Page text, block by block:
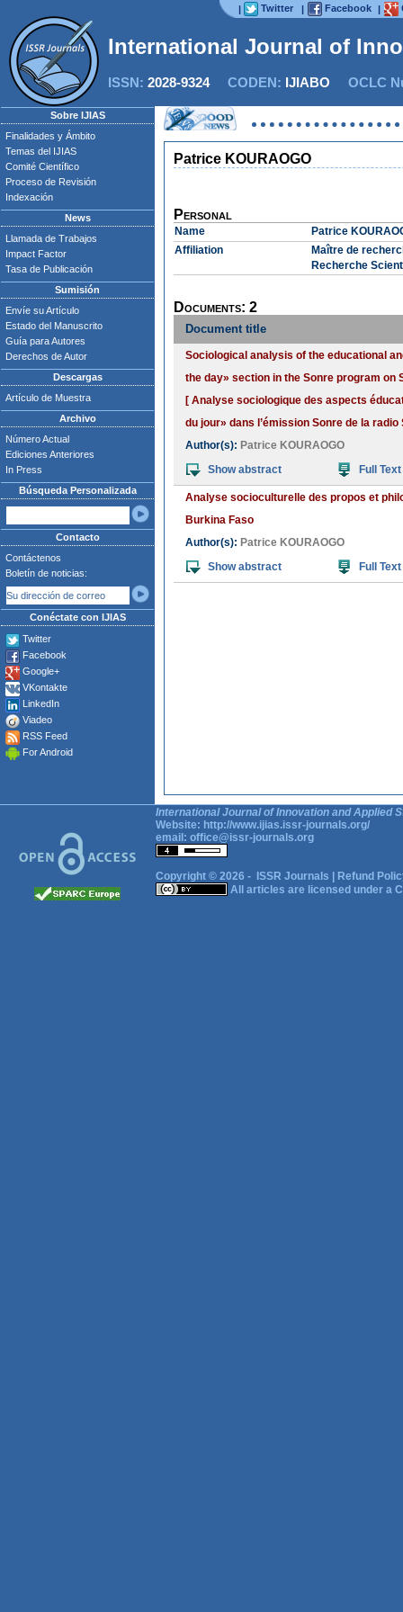
| Twitter | Facebook |
International Journal of
ISSN: 2028-9324CODEN: IJIABO OCLC
Sobre IJIAS
Finalidades y Ámbito
Temas del IJIAS
Comité Científico
Proceso de Revisión
Indexación
News
Llamada de Trabajos
Impact Factor
Tasa de Publicación
Sumisión
Envíe su Artículo
Estado del Manuscrito
Guía para Autores
Derechos de Autor
Descargas
Artículo de Muestra
Archivo
Número Actual
Ediciones Anteriores
In Press
Búsqueda Personalizada
Contacto
Contáctenos
Boletín de noticias:
Conéctate con IJIAS
Twitter
Facebook
Google+
VKontakte
LinkedIn
Viadeo
RSS Feed
For Android
Patrice KOURAOGO
Personal
Name
Patrice
Affiliation
Maître de
Recherche
Documents: 2
Document title
Sociological analysis of the educational
the day» section in the Sonre program on
[ Analyse sociologique des aspects
du jour» dans l’émission Sonre de la radio
Author(s): Patrice KOURAOGO
Show abstract
Full Text
Analyse socioculturelle des propos et
Burkina Faso
Author(s): Patrice KOURAOGO
Show abstract
Full Text
International Journal of Innovation and Applied
Website: http://www.ijias.issr-journals.org/
email: office@issr-journals.org
Copyright © 2026 - ISSR Journals
Refund
All articles are licensed under a